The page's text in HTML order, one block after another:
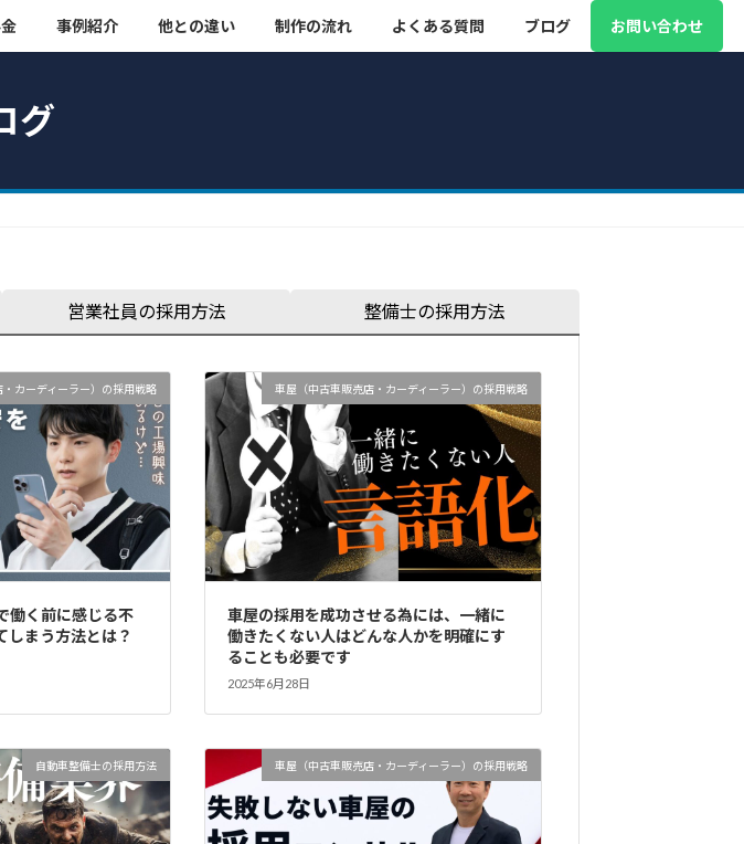
事例紹介 他との違い 制作の流れ よくある質問 ブログ お問い合わせ
グ
営業社員の採用方法 整備士の採用方法
カーディーラー）の採用戦略
働く前に感じる不
しまう方法とは？
車屋（中古車販売店・カーディーラー）の採用戦略
車屋の採用を成功させる為には、一緒に
働きたくない人はどんな人かを明確にす
ることも必要です
2025年6月28日
自動車整備士の採用方法 車屋（中古車販売店・カーディーラー）の採用戦略